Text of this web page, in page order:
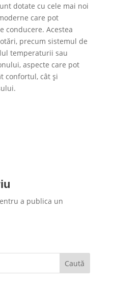
dotate cu cele mai noi
care pot
conducere. Acestea
precum sistemul de
temperaturii sau
aspecte care pot
confortul, cât și
a publica un